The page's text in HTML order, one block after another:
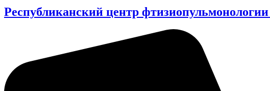
Республиканский центр